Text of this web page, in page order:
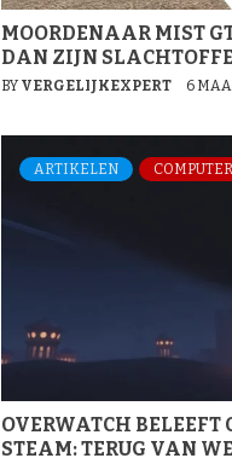
MOORDENAAR MIST
DAN ZIJN
BY VERGELIJKEXPERT 6
ARTIKELEN
OVERWATCH BELEEFT
STEAM: TERUG VAN